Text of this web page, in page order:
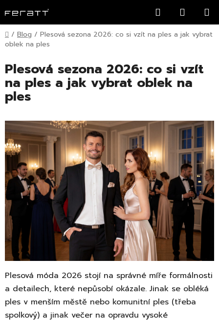
na
obsah
Hledat
KOŠÍK
Domů
/ Blog / Plesová sezona 2026: co si vzít na ples a jak vybrat
oblek na ples
Plesová sezona 2026: co si vzít
na ples a jak vybrat oblek na
ples
Plesová móda 2026 stojí na správné míře formálnosti
a detailech, které nepůsobí okázale. Jinak se obléká
ples v menším městě nebo komunitní ples (třeba
spolkový) a jinak večer na opravdu vysoké